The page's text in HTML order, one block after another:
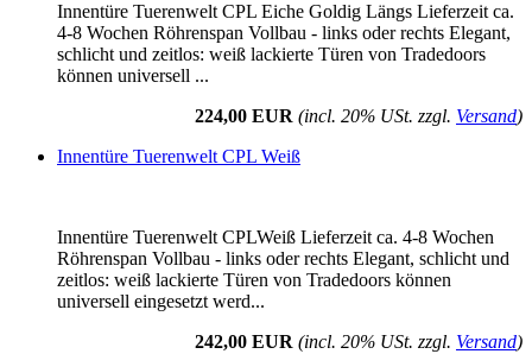
Innentüre Tuerenwelt CPL Eiche Goldig Längs Lieferzeit ca.
4-8 Wochen Röhrenspan Vollbau - links oder rechts Elegant,
schlicht und zeitlos: weiß lackierte Türen von Tradedoors
können universell ...
224,00 EUR (incl. 20% USt. zzgl. Versand)
Innentüre Tuerenwelt CPL Weiß
Innentüre Tuerenwelt CPLWeiß Lieferzeit ca. 4-8 Wochen
Röhrenspan Vollbau - links oder rechts Elegant, schlicht und
zeitlos: weiß lackierte Türen von Tradedoors können
universell eingesetzt werd...
242,00 EUR (incl. 20% USt. zzgl. Versand)